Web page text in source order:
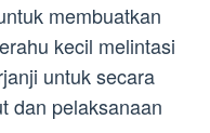
membuatkan
kecil melintasi
untuk secara
dan pelaksanaan